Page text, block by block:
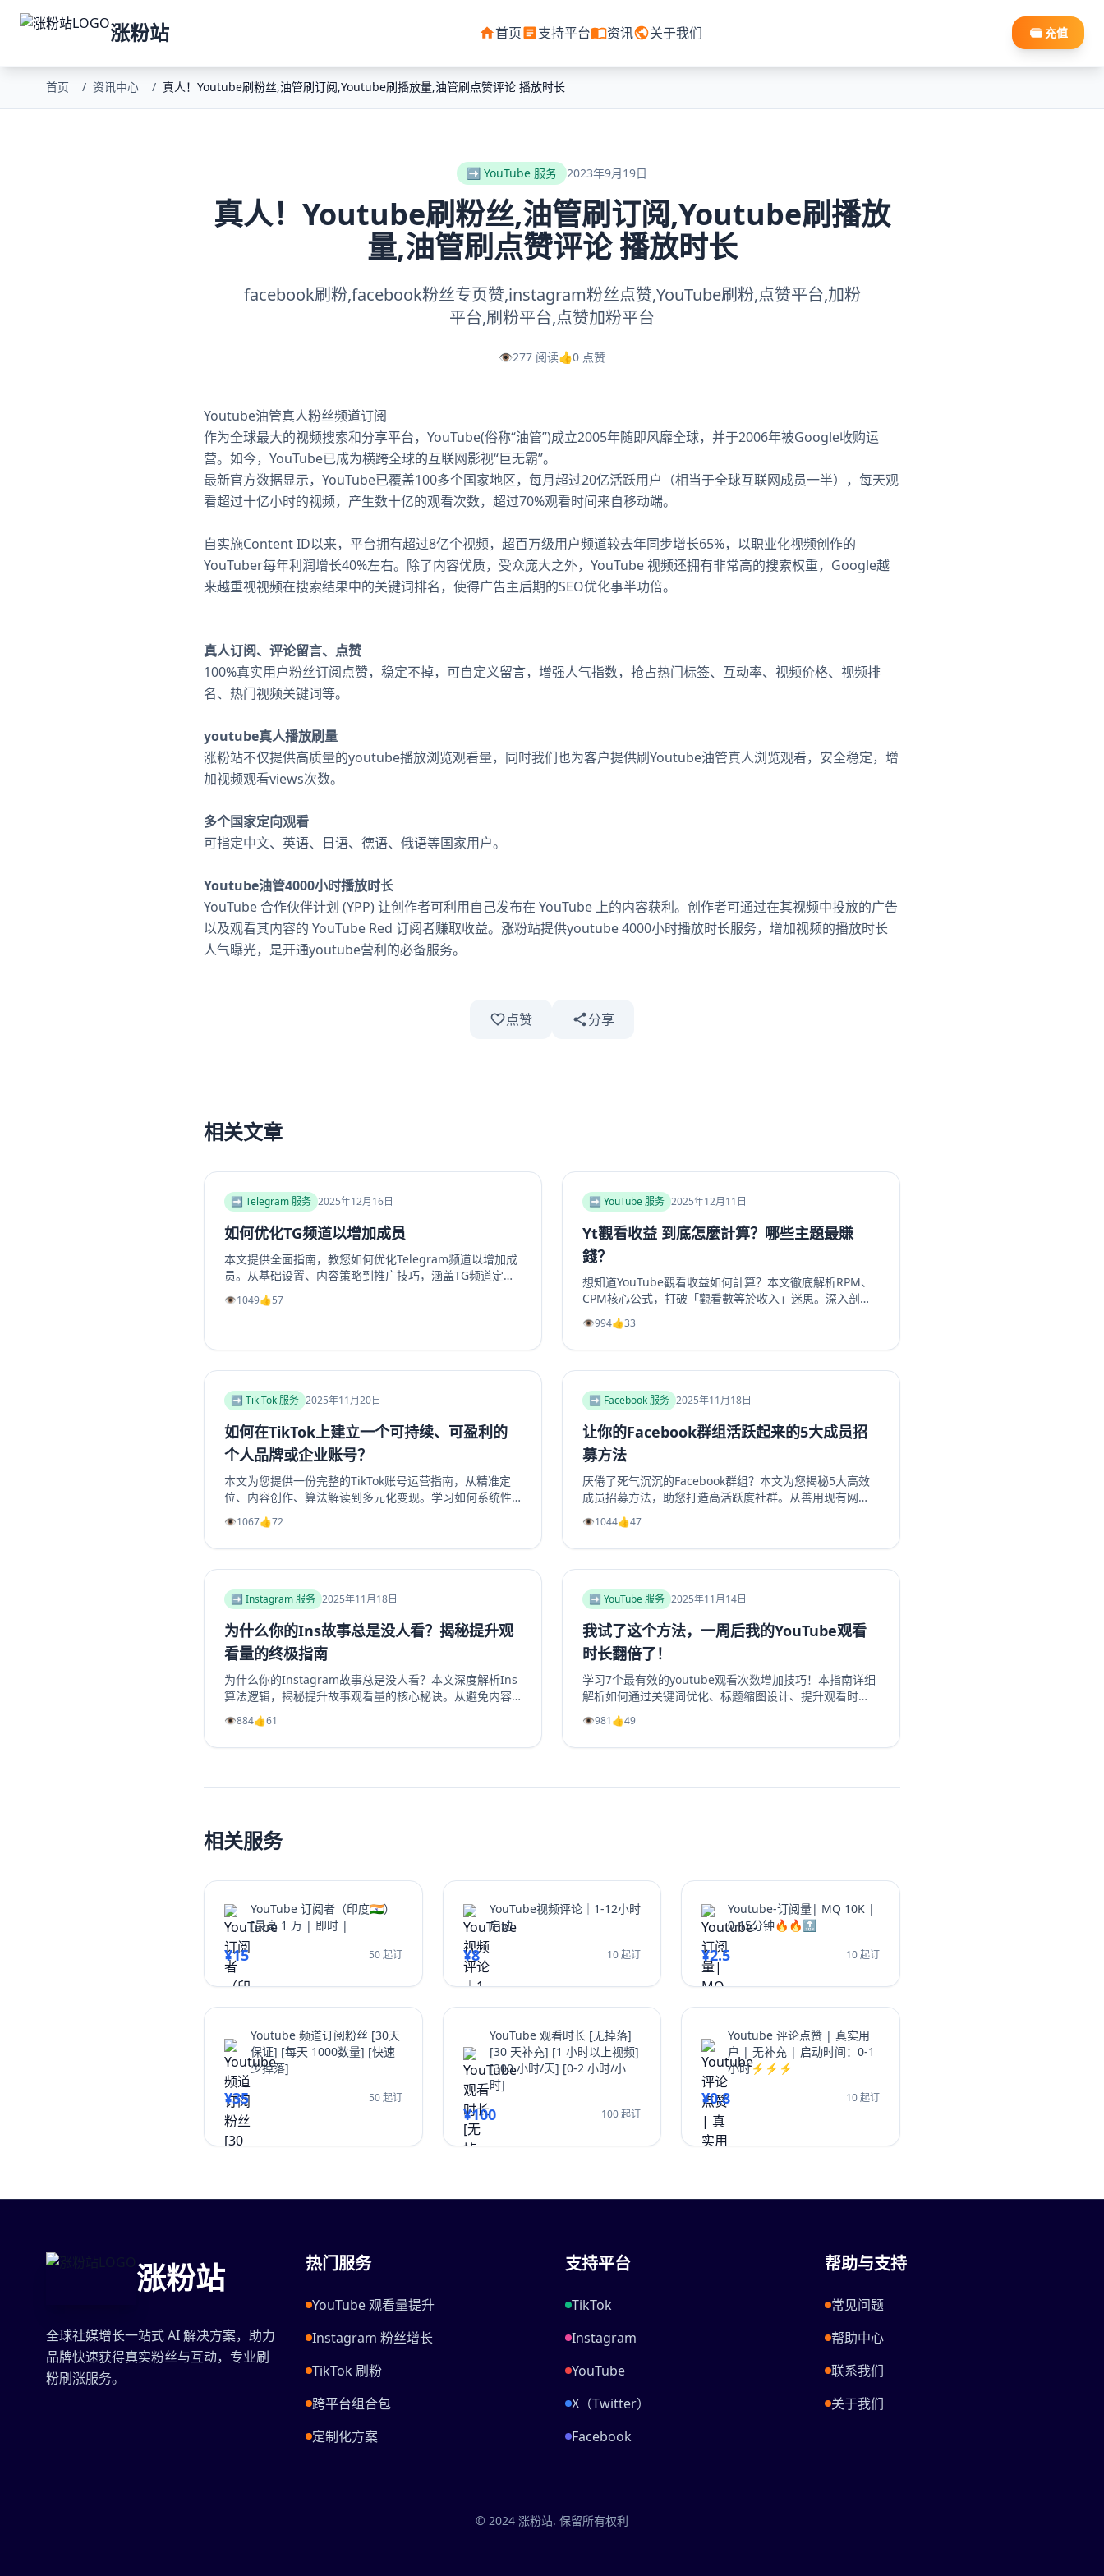
涨粉站 首页 支持平台 资讯 关于我们 充值
首页 / 资讯中心 / 真人！Youtube刷粉丝,油管刷订阅,Youtube刷播放量,油管刷点赞评论 播放时长
➡️ YouTube 服务 2023年9月19日
真人！Youtube刷粉丝,油管刷订阅,Youtube刷播放
量,油管刷点赞评论 播放时长
facebook刷粉,facebook粉丝专页赞,instagram粉丝点赞,YouTube刷粉,点赞平台,加粉
平台,刷粉平台,点赞加粉平台
👁️277 阅读👍0 点赞
Youtube油管真人粉丝频道订阅
作为全球最大的视频搜索和分享平台，YouTube(俗称“油管”)成立2005年随即风靡全球，并于2006年被Google收购运
营。如今，YouTube已成为横跨全球的互联网影视“巨无霸”。
最新官方数据显示，YouTube已覆盖100多个国家地区，每月超过20亿活跃用户（相当于全球互联网成员一半），每天观
看超过十亿小时的视频，产生数十亿的观看次数，超过70%观看时间来自移动端。
自实施Content ID以来，平台拥有超过8亿个视频，超百万级用户频道较去年同步增长65%，以职业化视频创作的
YouTuber每年利润增长40%左右。除了内容优质，受众庞大之外，YouTube 视频还拥有非常高的搜索权重，Google越
来越重视视频在搜索结果中的关键词排名，使得广告主后期的SEO优化事半功倍。
真人订阅、评论留言、点赞
100%真实用户粉丝订阅点赞，稳定不掉，可自定义留言，增强人气指数，抢占热门标签、互动率、视频价格、视频排
名、热门视频关键词等。
youtube真人播放刷量
涨粉站不仅提供高质量的youtube播放浏览观看量，同时我们也为客户提供刷Youtube油管真人浏览观看，安全稳定，增
加视频观看views次数。
多个国家定向观看
可指定中文、英语、日语、德语、俄语等国家用户。
Youtube油管4000小时播放时长
YouTube 合作伙伴计划 (YPP) 让创作者可利用自己发布在 YouTube 上的内容获利。创作者可通过在其视频中投放的广告
以及观看其内容的 YouTube Red 订阅者赚取收益。涨粉站提供youtube 4000小时播放时长服务，增加视频的播放时长
人气曝光，是开通youtube营利的必备服务。
点赞 分享
相关文章
➡️ Telegram 服务 2025年12月16日
如何优化TG频道以增加成员
本文提供全面指南，教您如何优化Telegram频道以增加成
员。从基础设置、内容策略到推广技巧，涵盖TG频道定
位、高质量帖子创建、内外推广方法及互动留存策略，帮
助提升频道影响力和成员增长。包括实用SEO建议和专业
👁️1049👍57
➡️ YouTube 服务 2025年12月11日
Yt觀看收益 到底怎麼計算？哪些主題最賺
錢？
想知道YouTube觀看收益如何計算？本文徹底解析RPM、
CPM核心公式，打破「觀看數等於收入」迷思。深入剖析
2025年最具「錢」景的五大內容主題，如金融投資、科技
評測為何CPM最高。更提供超越廣告的多元變現策略，從
頻道會員到品牌合作一次掌握。無論是新手創作者或想優
你的YouTube视频收益！
👁️994👍33
➡️ Tik Tok 服务 2025年11月20日
如何在TikTok上建立一个可持续、可盈利的
个人品牌或企业账号？
本文为您提供一份完整的TikTok账号运营指南，从精准定
位、内容创作、算法解读到多元化变现。学习如何系统性
地构建一个具有持久生命力和盈利能力的TikTok个人品牌
或企业账号，避免常见陷阱，实现商业增长。掌握核心策
略，玩转TikTok营销。
👁️1067👍72
➡️ Facebook 服务 2025年11月18日
让你的Facebook群组活跃起来的5大成员招
募方法
厌倦了死气沉沉的Facebook群组？本文为您揭秘5大高效
成员招募方法，助您打造高活跃度社群。从善用现有网
络、优化群组资料，到利用Facebook生态系统内部引流、
创造高价值内容，再到策划专属活动，我们提供一步步的
实操指南。学习如何将精准用户转化为活跃成员，彻底解
组重现生机与活力。立即阅读，开启您的社群繁荣之路！
👁️1044👍47
➡️ Instagram 服务 2025年11月18日
为什么你的Ins故事总是没人看？揭秘提升观
看量的终极指南
为什么你的Instagram故事总是没人看？本文深度解析Ins
算法逻辑，揭秘提升故事观看量的核心秘诀。从避免内容
陷阱、善用投票问答等互动工具，到优化发布时机、利用
精选故事功能，我们提供一套完整的实战指南。学习如何
创作吸引眼球的开场、提供娱乐或教育价值，并有效引导
👁️884👍61
➡️ YouTube 服务 2025年11月14日
我试了这个方法，一周后我的YouTube观看
时长翻倍了！
学习7个最有效的youtube观看次数增加技巧！本指南详细
解析如何通过关键词优化、标题缩图设计、提升观看时
长、利用Shorts引流及社群运营等策略，系统性地提升你
的YouTube视频播放量、YouTube订阅和YouTube观看时
长。无论新手或老手，都能通过这些实战方法让频道成长
👁️981👍49
相关服务
YouTube 订阅者（印度🇮🇳）
[最高 1 万 | 即时 |
¥15 50 起订
YouTube视频评论｜1-12小时
启动
¥8 10 起订
Youtube-订阅量| MQ 10K |
0-15分钟🔥🔥🔝
¥2.5 10 起订
Youtube 频道订阅粉丝 [30天
保证] [每天 1000数量] [快速
少掉落]
¥35 50 起订
YouTube 观看时长 [无掉落]
[30 天补充] [1 小时以上视频]
[300 小时/天] [0-2 小时/小
时]
¥100 100 起订
Youtube 评论点赞 | 真实用
户 | 无补充 | 启动时间：0-1
小时⚡⚡⚡
¥0.8 10 起订
涨粉站
全球社媒增长一站式 AI 解决方案，助力
品牌快速获得真实粉丝与互动，专业刷
粉刷涨服务。
热门服务
YouTube 观看量提升
Instagram 粉丝增长
TikTok 刷粉
跨平台组合包
定制化方案
支持平台
TikTok
Instagram
YouTube
X（Twitter）
Facebook
帮助与支持
常见问题
帮助中心
联系我们
关于我们
© 2024 涨粉站. 保留所有权利